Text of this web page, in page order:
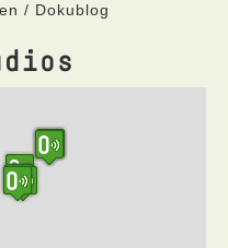
/ Dokublog